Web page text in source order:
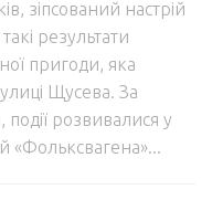
зіпсований настрій
результати
пригоди, яка
Щусева. За
розвивалися у
«Фольксвагена»...